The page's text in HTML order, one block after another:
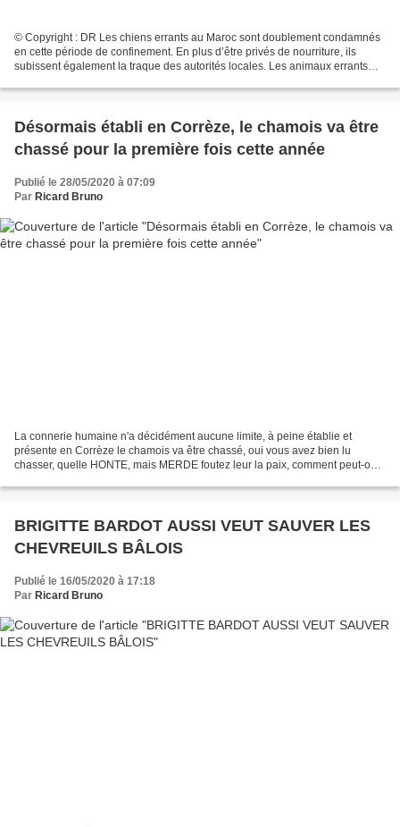
© Copyright : DR Les chiens errants au Maroc sont doublement condamnés
en cette période de confinement. En plus d’être privés de nourriture, ils
subissent également la traque des autorités locales. Les animaux errants
Désormais établi en Corrèze, le chamois va être
chassé pour la première fois cette année
Publié le 28/05/2020 à 07:09
Par Ricard Bruno
La connerie humaine n'a décidément aucune limite, à peine établie et
présente en Corrèze le chamois va être chassé, oui vous avez bien lu
chasser, quelle HONTE, mais MERDE foutez leur la paix, comment peut-on
BRIGITTE BARDOT AUSSI VEUT SAUVER LES
CHEVREUILS BÂLOIS
Publié le 16/05/2020 à 17:18
Par Ricard Bruno